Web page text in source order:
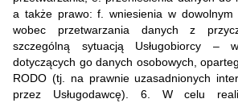
a także prawo: f. wniesienia w dowolnym
wobec przetwarzania danych z
szczególną sytuacją Usługobiorcy –
dotyczących go danych osobowych,
RODO (tj. na prawnie uzasadnionych
przez Usługodawcę). 6. W celu